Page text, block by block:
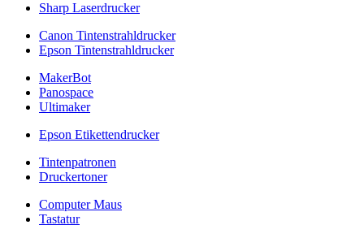
Sharp Laserdrucker
Canon Tintenstrahldrucker
Epson Tintenstrahldrucker
MakerBot
Panospace
Ultimaker
Epson Etikettendrucker
Tintenpatronen
Druckertoner
Computer Maus
Tastatur